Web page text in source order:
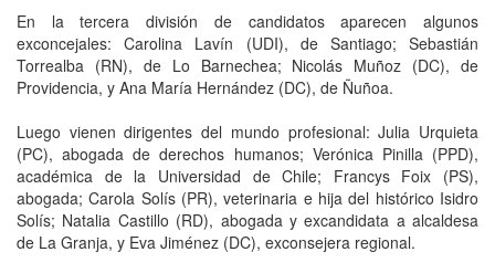
En la tercera división de candidatos aparecen algunos
exconcejales: Carolina Lavín (UDI), de Santiago; Sebastián
Torrealba (RN), de Lo Barnechea; Nicolás Muñoz (DC), de
Providencia, y Ana María Hernández (DC), de Ñuñoa.
Luego vienen dirigentes del mundo profesional: Julia Urquieta
(PC), abogada de derechos humanos; Verónica Pinilla (PPD),
académica de la Universidad de Chile; Francys Foix (PS),
abogada; Carola Solís (PR), veterinaria e hija del histórico Isidro
Solís; Natalia Castillo (RD), abogada y excandidata a alcaldesa
de La Granja, y Eva Jiménez (DC), exconsejera regional.